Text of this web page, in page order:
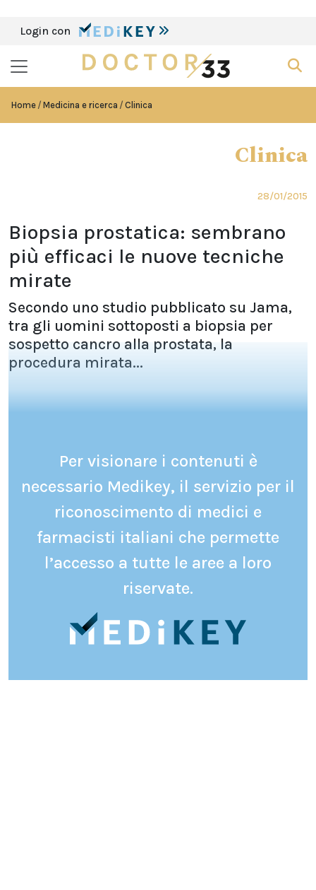
Login con
Home Medicina e ricerca Clinica
Clinica
28/01/2015
Biopsia prostatica: sembrano
più efficaci le nuove tecniche
mirate
Secondo uno studio pubblicato su Jama,
tra gli uomini sottoposti a biopsia per
sospetto cancro alla prostata, la
procedura mirata...
Per visionare i contenuti è
necessario Medikey, il servizio per il
riconoscimento di medici e
farmacisti italiani che permette
l’accesso a tutte le aree a loro
riservate.